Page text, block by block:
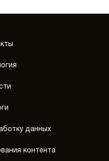
данных
контента